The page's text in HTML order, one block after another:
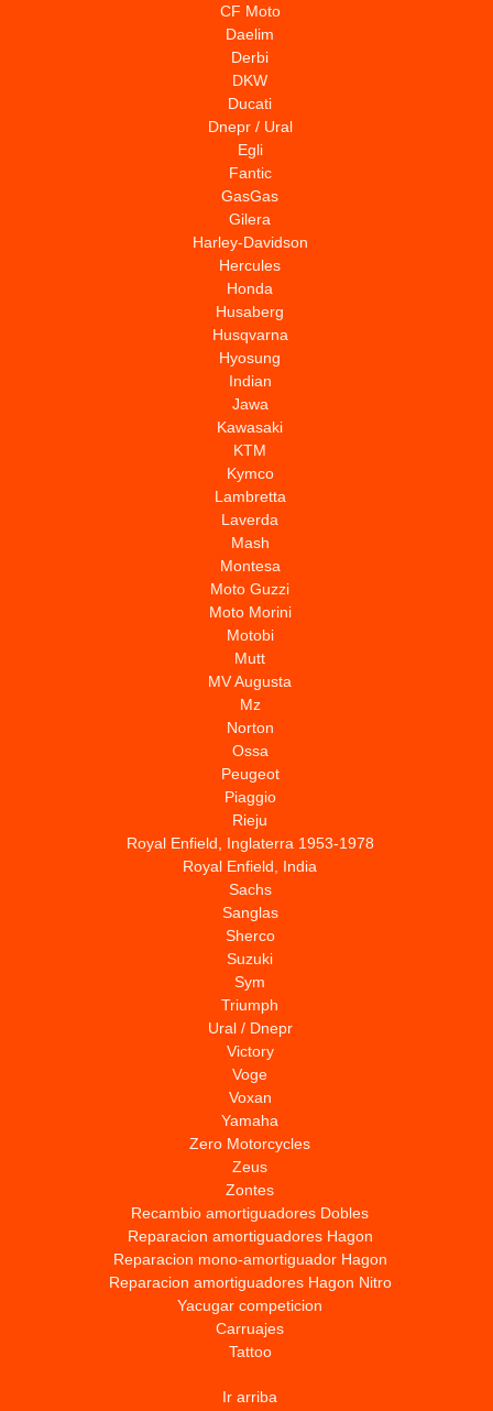
CF Moto
Daelim
Derbi
DKW
Ducati
Dnepr / Ural
Egli
Fantic
GasGas
Gilera
Harley-Davidson
Hercules
Honda
Husaberg
Husqvarna
Hyosung
Indian
Jawa
Kawasaki
KTM
Kymco
Lambretta
Laverda
Mash
Montesa
Moto Guzzi
Moto Morini
Motobi
Mutt
MV Augusta
Mz
Norton
Ossa
Peugeot
Piaggio
Rieju
Royal Enfield, Inglaterra 1953-1978
Royal Enfield, India
Sachs
Sanglas
Sherco
Suzuki
Sym
Triumph
Ural / Dnepr
Victory
Voge
Voxan
Yamaha
Zero Motorcycles
Zeus
Zontes
Recambio amortiguadores Dobles
Reparacion amortiguadores Hagon
Reparacion mono-amortiguador Hagon
Reparacion amortiguadores Hagon Nitro
Yacugar competicion
Carruajes
Tattoo
Ir arriba